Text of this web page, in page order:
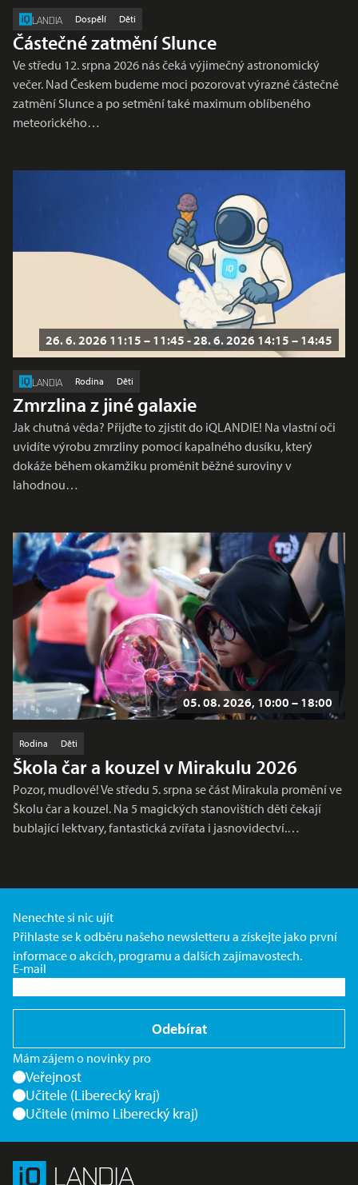
LANDIA Dospělí Děti
Částečné zatmění Slunce
Ve středu 12. srpna 2026 nás čeká výjimečný astronomický
večer. Nad Českem budeme moci pozorovat výrazné částečné
zatmění Slunce a po setmění také maximum oblíbeného
meteorického…
26. 6. 2026 11:15 – 11:45 - 28. 6. 2026 14:15 – 14:45
LANDIA Rodina Děti
Zmrzlina z jiné galaxie
Jak chutná věda? Přijďte to zjistit do iQLANDIE! Na vlastní oči
uvidíte výrobu zmrzliny pomocí kapalného dusíku, který
dokáže během okamžiku proměnit běžné suroviny v
lahodnou…
05. 08. 2026, 10:00 – 18:00
Rodina Děti
Škola čar a kouzel v Mirakulu 2026
Pozor, mudlové! Ve středu 5. srpna se část Mirakula promění ve
Školu čar a kouzel. Na 5 magických stanovištích děti čekají
bublající lektvary, fantastická zvířata i jasnovidectví.…
Nenechte si nic ujít
Přihlaste se k odběru našeho newsletteru a získejte jako první
informace o akcích, programu a dalších zajímavostech.
E-mail
Odebírat
Mám zájem o novinky pro
Veřejnost
Učitele (Liberecký kraj)
Učitele (mimo Liberecký kraj)